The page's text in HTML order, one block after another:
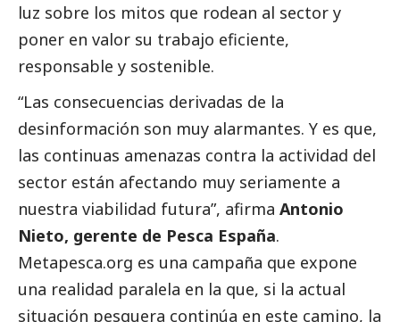
luz sobre los mitos que rodean al sector y
poner en valor su trabajo eficiente,
responsable y sostenible.
“Las consecuencias derivadas de la
desinformación son muy alarmantes. Y es que,
las continuas amenazas contra la actividad del
sector están afectando muy seriamente a
nuestra viabilidad futura”, afirma Antonio
Nieto, gerente de Pesca España.
Metapesca.org es una campaña que expone
una realidad paralela en la que, si la actual
situación pesquera continúa en este camino, la